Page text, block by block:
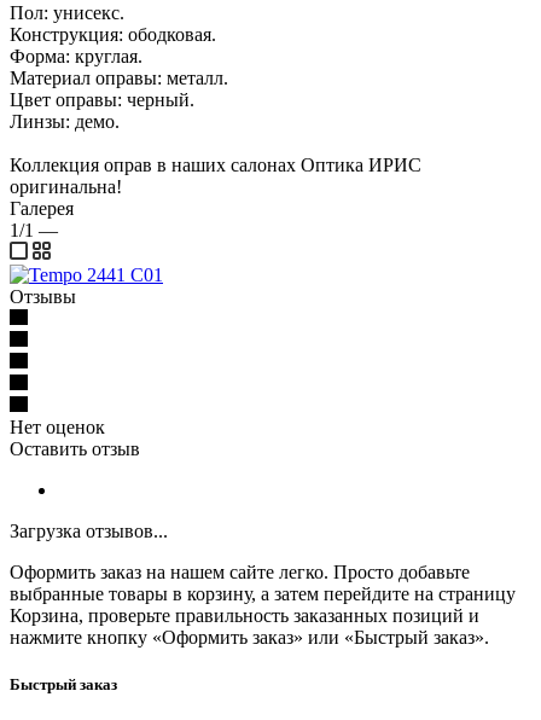
Пол: унисекс.
Конструкция: ободковая.
Форма: круглая.
Материал оправы: металл.
Цвет оправы: черный.
Линзы: демо.
Коллекция оправ в наших салонах Оптика ИРИС
оригинальна!
Галерея
1/1 —
Отзывы
Нет оценок
Оставить отзыв
Загрузка отзывов...
Оформить заказ на нашем сайте легко. Просто добавьте
выбранные товары в корзину, а затем перейдите на страницу
Корзина, проверьте правильность заказанных позиций и
нажмите кнопку «Оформить заказ» или «Быстрый заказ».
Быстрый заказ